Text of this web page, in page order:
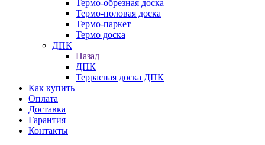
Термо-обрезная доска
Термо-половая доска
Термо-паркет
Термо доска
ДПК
Назад
ДПК
Террасная доска ДПК
Как купить
Оплата
Доставка
Гарантия
Контакты